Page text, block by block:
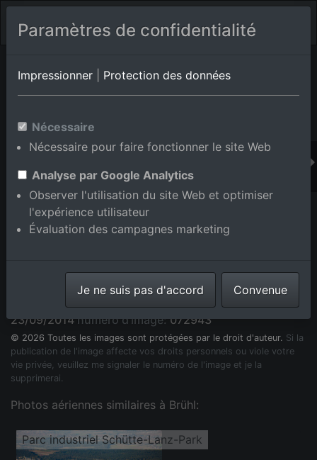
Album de lieux Brühl en Bade-Wurtemberg,Allemagne
Parc industriel Schütte-Lanz-Park à Brühl dans le
département Bade-Wurtemberg, Allemagneprise le
23/09/2014numéro d'image:072943
© 2026 Toutes les images sont protégées par le droit d'auteur. Si la
publication de l'image affecte vos droits personnels ou viole votre
vie privée, veuillez me signaler le numéro de l'image et je la
supprimerai.
Photos aériennes similaires à Brühl:
Parc industriel Schütte-Lanz-Park
Paramètres de confidentialité
Impressionner Protection des données
Nécessaire
Nécessaire pour faire fonctionner le site Web
Analyse par Google Analytics
Observer l'utilisation du site Web et optimiser
l'expérience utilisateur
Évaluation des campagnes marketing
Je ne suis pas d'accord Convenue